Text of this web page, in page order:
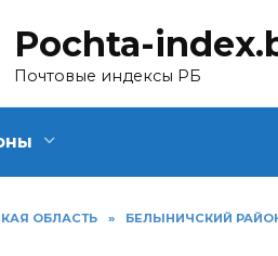
Pochta-
Почтовые индексы РБ
ОБЛАСТЬ » БЕЛЫНИЧСКИЙ